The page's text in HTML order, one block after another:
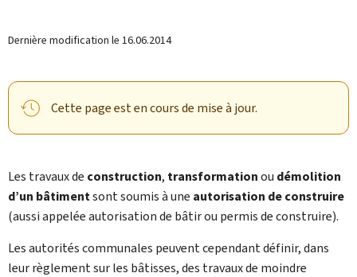
Dernière modification le 16.06.2014
Cette page est en cours de mise à jour.
Les travaux de construction, transformationou démolition
d’un bâtimentsont soumis à une autorisation de construire
(aussi appelée autorisation de bâtir ou permis de construire).
Les autorités communales peuvent cependant définir, dans
leur règlement sur les bâtisses, des travaux de moindre